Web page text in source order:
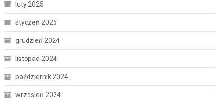
luty 2025
styczeń 2025
grudzień 2024
listopad 2024
październik 2024
wrzesień 2024